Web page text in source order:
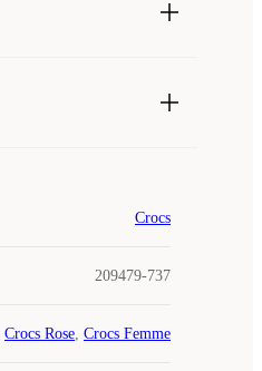
Crocs
209479-737
Crocs Rose, Crocs Femme